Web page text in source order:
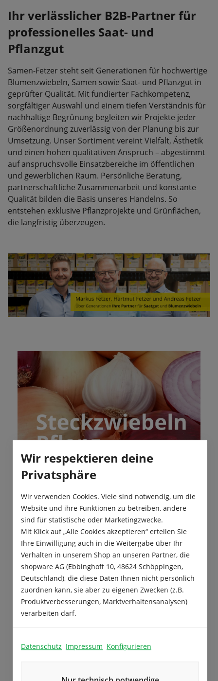
Ihr verlässlicher B2B-Partner für
professionelles Saat- und
Pflanzgut
Samen-Fetzer steht seit Generationen für hochwertige
Blumenzwiebeln, Samen sowie Saat- und Pflanzgut in
geprüfter Qualität. Mit fundierter Fachkompetenz,
sorgfältiger Auswahl und einem tiefen Verständnis für
nachhaltige Begrünung begleiten wir Projekte jeder
Größenordnung zuverlässig von der Planung bis zur
Umsetzung. Unser Sortiment vereint Vielfalt, Ästhetik
und einen hohen qualitativen Anspruch – abgestimmt
auf anspruchsvolle Einsatzbereiche im öffentlichen
und gewerblichen Raum. Persönliche Beratung,
partnerschaftliche Zusammenarbeit und konstante
Qualität bilden die Basis unseres Handelns. So
entstehen exklusive Pflanzprojekte und Grünflächen,
die langfristig überzeugen.
Frühjahrsteckzwiebeln und
Pflanzknoblauch für den
professionellen Einsatz
Unsere Steckzwiebeln und Pflanzknoblauchsorten
Zeitpunkt, um das benötigte Pflanzgut für die
Frühjahrspflanzung zu sichern.
Wir respektieren deine
Privatsphäre
Wir verwenden Cookies. Viele sind notwendig, um die
Website und ihre Funktionen zu betreiben, andere
sind für statistische oder Marketingzwecke.
Mit Klick auf „Alle Cookies akzeptieren“ erteilen Sie
Ihre Einwilligung auch in die Weitergabe über Ihr
Verhalten in unserem Shop an unseren Partner, die
shopware AG (Ebbinghoff 10, 48624 Schöppingen,
Deutschland), die diese Daten Ihnen nicht persönlich
zuordnen kann, sie aber zu eigenen Zwecken (z.B.
Produktverbesserungen, Marktverhaltensanalysen)
verarbeiten darf.
Datenschutz Impressum Konfigurieren